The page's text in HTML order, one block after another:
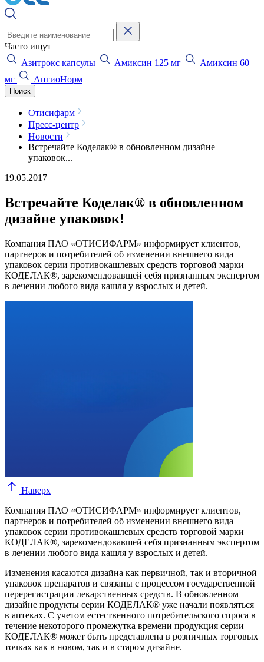
Часто ищут
Азитрокс капсулы
Амиксин 125 мг
Амиксин 60
мг
АнгиоНорм
Поиск
Отисифарм
Пресс-центр
Новости
Встречайте Коделак® в обновленном дизайне
упаковок...
19.05.2017
Встречайте Коделак® в обновленном
дизайне упаковок!
Компания ПАО «ОТИСИФАРМ» информирует клиентов,
партнеров и потребителей об изменении внешнего вида
упаковок серии противокашлевых средств торговой марки
КОДЕЛАК®, зарекомендовавшей себя признанным экспертом
в лечении любого вида кашля у взрослых и детей.
Наверх
Компания ПАО «ОТИСИФАРМ» информирует клиентов,
партнеров и потребителей об изменении внешнего вида
упаковок серии противокашлевых средств торговой марки
КОДЕЛАК®, зарекомендовавшей себя признанным экспертом
в лечении любого вида кашля у взрослых и детей.
Изменения касаются дизайна как первичной, так и вторичной
упаковок препаратов и связаны с процессом государственной
перерегистрации лекарственных средств. В обновленном
дизайне продукты серии КОДЕЛАК® уже начали появляться
в аптеках. С учетом естественного потребительского спроса в
течение некоторого промежутка времени продукция серии
КОДЕЛАК® может быть представлена в розничных торговых
точках как в новом, так и в старом дизайне.